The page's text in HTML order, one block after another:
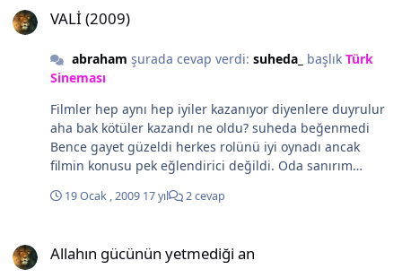
çektirerek ödetecekse allah suçludur. Hadi bir allah var
edilir. Allahı bu şekilde anlayıp kabullenmekte allah
katında bir suç olmalıki ben ancak o allahı kabul
ederim... 1.Allah'ın emri geldi, sakın onun gelmesini
çabuklaştırmak istemeyin. O, kendisine ortak koştukları
şeylerden münezzeh, yüksek, çok yüksektir. Öylede
olmalı zaten... 2. Kullarından dilediğine, kendi emrini
vahyile melekleri indiriyor ve: "Şu gerçeği bildirin ki,
Benden başka ilah yoktur, o halde Benden korkun!"
inanmak zorundaymış bunuda bir indiriverseydi keşke.
VALİ (2009)
abraham şurada cevap verdi: suheda_ başlık Türk
Sineması
Filmler hep aynı hep iyiler kazanıyor diyenlere duyrulur
aha bak kötüler kazandı ne oldu? suheda beğenmedi
Bence gayet güzeldi herkes rolünü iyi oynadı ancak
filmin konusu pek eğlendirici değildi. Oda sanırım
istemelerinden kaynaklanıyor. Ben şahsen beğendim
19 Ocak , 2009 17 yıl 2 cevap
Allahın gücünün yetmediği an